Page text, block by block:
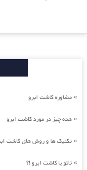
» مشاوره کاشت ابرو
» همه چیز در مورد کاشت ابرو
» تکنیک ها و روش های کاشت
» تاتو یا کاشت ابرو !؟